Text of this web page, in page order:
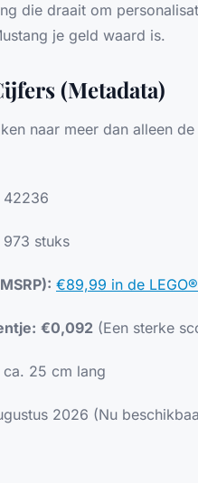
die draait om
je geld waard is.
(Metadata)
naar meer dan alleen
42236
973 stuks
€89,99 in de
€0,092 (Een sterke
ca. 25 cm lang
2026 (Nu